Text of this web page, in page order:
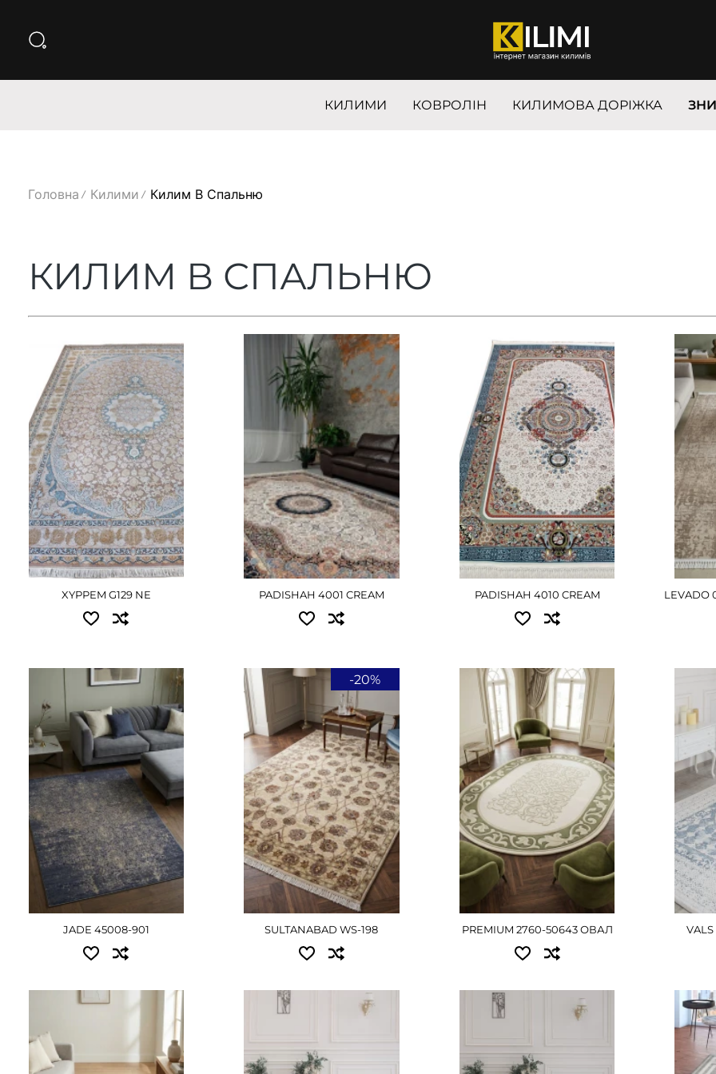
КИЛИМИ КОВРОЛІН КИЛИМОВА ДОРІЖКА
Головна Килими Килим В Спальню
КИЛИМ В СПАЛЬНЮ
Доступні розміри:
2.00x3.00 - 30555 грн
2.50x3.50 - 48150 грн
3.00x4.00 - 65475 грн
ДЕТАЛЬНІШЕ
XYPPEM G129 NE
Доступні розміри:
2.00x3.00 - 24750 грн
2.50x3.50 - 38205 грн
3.00x4.00 - 52425 грн
ДЕТАЛЬНІШЕ
PADISHAH 4001 CREAM
Доступні розміри:
2.00x3.00 - 26190 грн
2.50x3.50 - 38205 грн
3.00x4.00 - 52425 грн
ДЕТАЛЬНІШЕ
PADISHAH 4010 CREAM LEVADO
Доступні розміри:
2.00x3.00 - 31050 грн
ДЕТАЛЬНІШЕ
JADE 45008-901
-20%
Доступні розміри:
1.25x1.89 - 37170 грн
ДЕТАЛЬНІШЕ
SULTANABAD WS-198
Доступні розміри:
0.80x1.60 - 5175 грн
2.00x3.00 - 24210 грн
2.40x3.40 - 32895 грн
2.90x3.90 - 45585 грн
ДЕТАЛЬНІШЕ
PREMIUM 2760-50643 ОВАЛ
0.80x1.50 - 1440 грн
1.60x2.30 - 10395 грн
Доступні розміри:
2.00x4.00 - 22635 грн